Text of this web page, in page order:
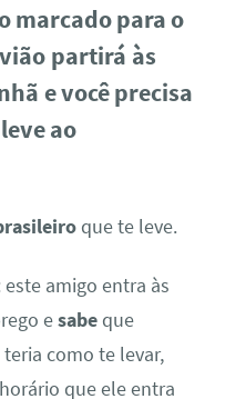
marcado para o
partirá às
e você precisa
ao
que te leve.
amigo entra às
esabeque
como te levar,
que ele entra